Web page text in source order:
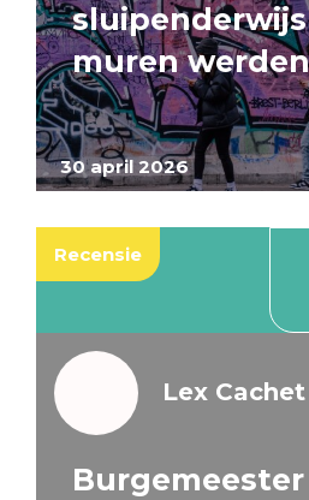
30 april 2026
muren
Recensie
Lex Cachet
Burgemeester